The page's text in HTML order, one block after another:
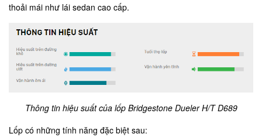
thoải mái như lái sedan cao cấp.
Thông tin hiệu suất của lốp Bridgestone Dueler H/T D689
Lốp có những tính năng đặc biệt sau: